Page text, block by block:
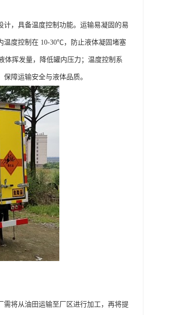
，具备温度控制功能。运输易凝固的易
温度控制在 10-30℃，防止液体凝固堵塞
体挥发量，降低罐内压力；温度控制系
障运输安全与液体品质。​
将从油田运输至厂区进行加工，再将提